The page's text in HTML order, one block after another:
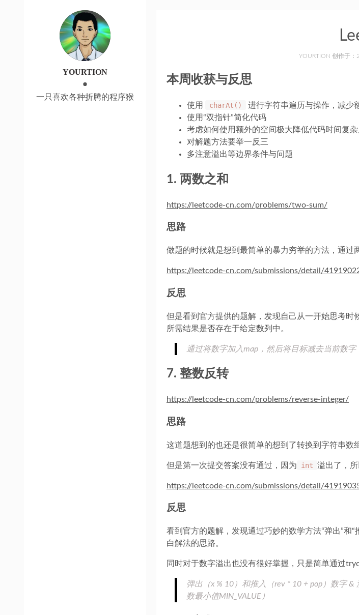
YOURTION
一只喜欢各种折腾的程序猴
YOURTION 创作于
本周收获与反思
使用 charAt()
进行字符串遍历与操作，减少
使用“双指针”简化代码
考虑如何使用额外的空间极大降低代码时间复杂
对解题方法要举一反三
多注意溢出等边界条件与问题
1. 两数之和
https://leetcode-cn.com/problems/two-sum/
思路
做题的时候就是想到最简单的暴力穷举的方法，通过
https://leetcode-cn.com/submissions/detail/
反思
但是看到官方提供的题解，发现自己从一开始思考时
所需结果是否存在于给定数列中。
通过将数字加入map，然后将目标减去当前数
7. 整数反转
https://leetcode-cn.com/problems/reverse-integer/
思路
这道题想到的也还是很简单的想到了转换到字符串数
但是第一次提交答案没有通过，因为 int 溢出了，
https://leetcode-cn.com/submissions/detail/
反思
看到官方的题解，发现通过巧妙的数学方法“弹出”和
白解法的思路。
同时对于数字溢出也没有很好掌握，只是简单通过
弹出（x % 10）和推入（rev * 10 + pop）数字
数最小值MIN_VALUE）